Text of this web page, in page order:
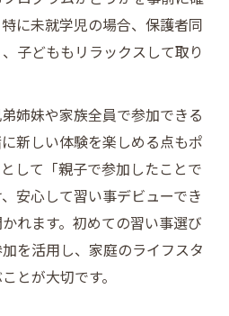
解消する習い事デビュー法
に未就学児の場合、保護者同
子どももリラックスして取り
姉妹や家族全員で参加できる
新しい体験を楽しめる点もポ
して「親子で参加したことで
安心して習い事デビューでき
れます。初めての習い事選び
を活用し、家庭のライフスタ
とが大切です。